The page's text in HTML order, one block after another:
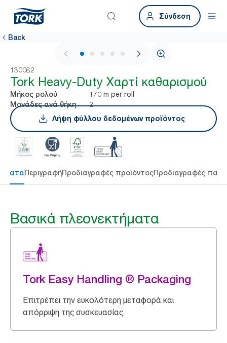
Σύνδεση
Back
1 / 5
130062
Tork Heavy-Duty Χαρτί καθαρισμού
Μήκος ρολού 170 m per roll
Μονάδες ανά θήκη
2
Λήψη φύλλου δεδομένων προϊόντος
ΠεριγραφήΠροδιαγραφές προϊόντοςΠροδιαγραφές
Βασικά πλεονεκτήματα
Tork Easy Handling ® Packaging
Επιτρέπει την ευκολότερη μεταφορά και
απόρριψη της συσκευασίας